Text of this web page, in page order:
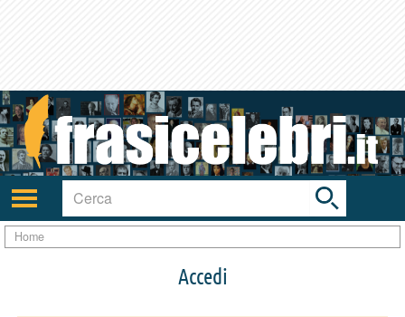
Attiva/disattiva
navigazione
Toggle
search
bar
Home
Accedi